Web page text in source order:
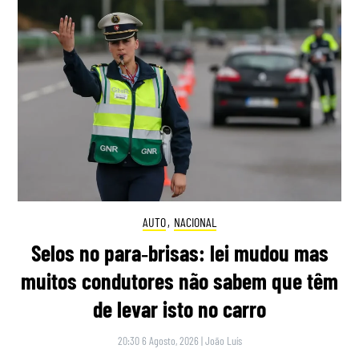
AUTO, NACIONAL
Selos no para‑brisas: lei mudou mas
muitos condutores não sabem que têm
de levar isto no carro
20:30 6 Agosto, 2026 |João Luís